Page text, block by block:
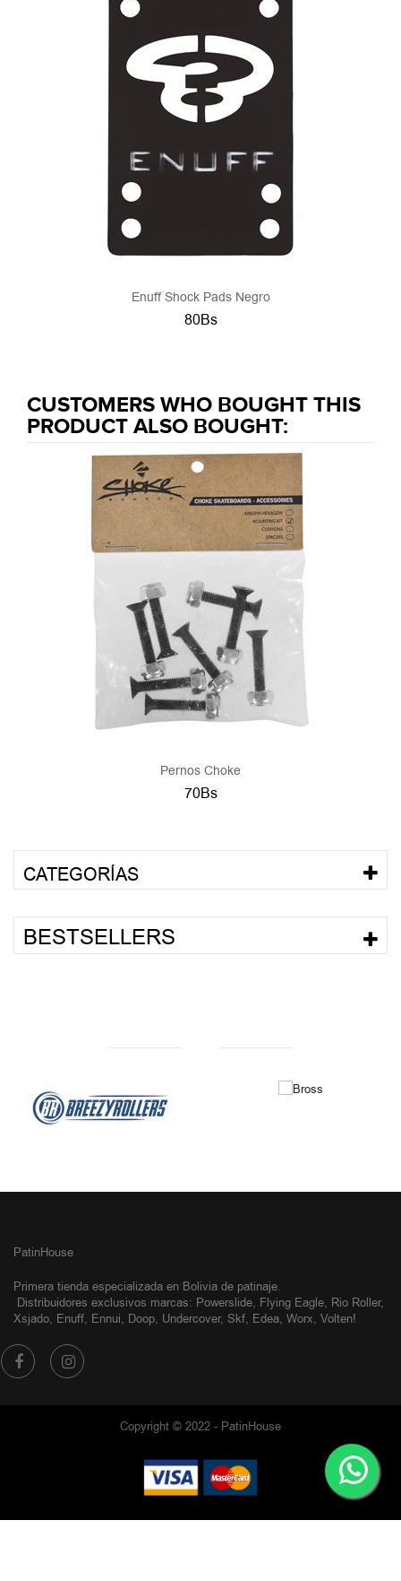
Enuff Shock Pads Negro
80Bs
CUSTOMERS WHO BOUGHT THIS
PRODUCT ALSO BOUGHT:
Pernos Choke
70Bs
CATEGORÍAS
BESTSELLERS
PatinHouse
Primera tienda especializada en Bolivia de patinaje.
Distribuidores exclusivos marcas: Powerslide, Flying Eagle, Rio Roller,
Xsjado, Enuff, Ennui, Doop, Undercover, Skf, Edea, Worx, Volten!
Copyright © 2022 - PatinHouse